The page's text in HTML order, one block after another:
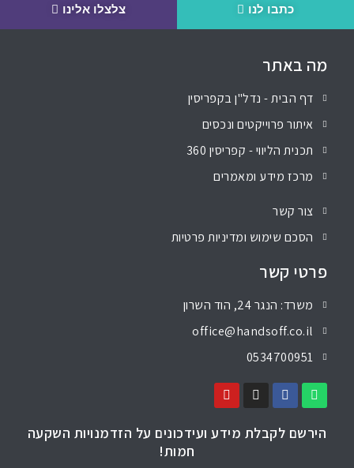
כתבו לנו צלצלו אלינו
מה באתר
דף הבית - נדל"ן בקפריסין
איתור פרוייקטים ונכסים
תכנית הליווי - קפריסין 360
מרכז מידע ומאמרים
צור קשר
הסכם שימוש ומדיניות פרטיות
פרטי קשר
משרד: הנגר 24, הוד השרון
office@handsoff.co.il
0534700951
הירשם לקבלת מידע ועידכונים על הזדמנויות השקעה
חמות!